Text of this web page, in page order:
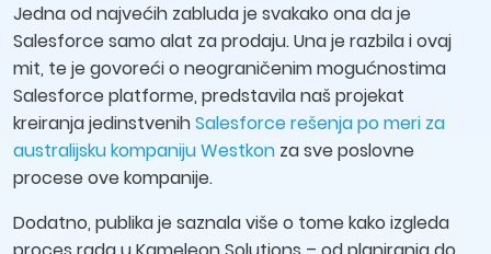
Jedna od najvećih zabluda je svakako ona da je
Salesforce samo alat za prodaju. Una je razbila i ovaj
mit, te je govoreći o neograničenim mogućnostima
Salesforce platforme, predstavila naš projekat
kreiranja jedinstvenihSalesforce rešenja po meri za
australijsku kompaniju Westkon za sve poslovne
procese ove kompanije.
Dodatno, publika je saznala više o tome kako izgleda